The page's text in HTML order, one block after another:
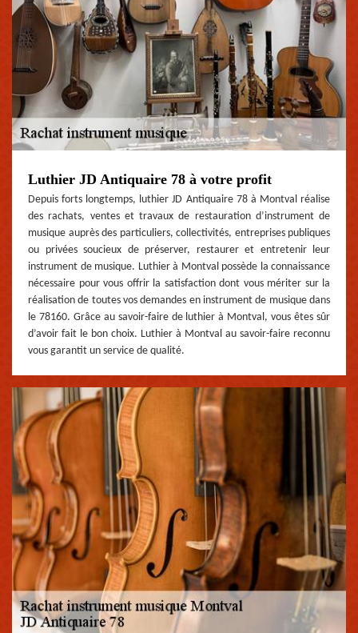
Luthier JD Antiquaire 78 à votre profit
Depuis forts longtemps, luthier JD Antiquaire 78 à Montval réalise
des rachats, ventes et travaux de restauration d’instrument de
musique auprès des particuliers, collectivités, entreprises publiques
ou privées soucieux de préserver, restaurer et entretenir leur
instrument de musique. Luthier à Montval possède la connaissance
nécessaire pour vous offrir la satisfaction dont vous mériter sur la
réalisation de toutes vos demandes en instrument de musique dans
le 78160. Grâce au savoir-faire de luthier à Montval, vous êtes sûr
d’avoir fait le bon choix. Luthier à Montval au savoir-faire reconnu
vous garantit un service de qualité.